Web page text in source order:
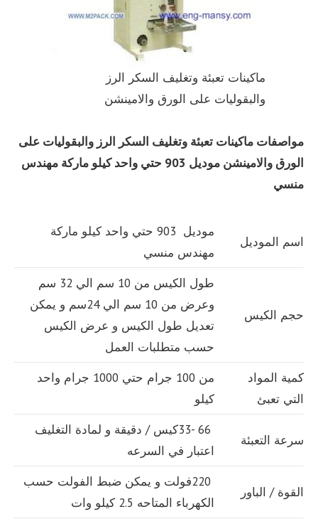
ماكينات تعبئة وتغليف السكر الرز
والبقوليات على الورق والامينشن
مواصفات ماكينات تعبئة وتغليف السكر الرز والبقوليات على
الورق والامينشن موديل 903 حتي واحد كيلو ماركة مهندس
منسي
اسم الموديل
موديل 903 حتي واحد كيلو ماركة
مهندس منسي
حجم الكيس
طول الكيس من 10 سم الي 32 سم
وعرض من 10 سم الي 24سم و يمكن
تعديل طول الكيس و عرض الكيس
حسب متطلبات العمل
كمية المواد
التي تعبئ
من 100 جرام حتي 1000 جرام واحد
كيلو
سرعة التعبئة
66 -33كيس / دقيقة و لمادة التغليف
اعتبار في السرعه
القوة / الباور
220فولت و يمكن ضبط الفولت حسب
الكهرباء المتاحه 2.5 كيلو وات